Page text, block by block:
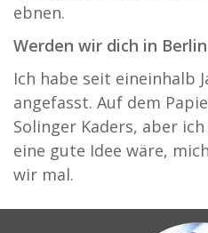
ebnen.
Werden wir dich in
Ich habe seit eineinhalb
angefasst. Auf dem
Solinger Kaders, aber
eine gute Idee wäre,
wir mal.